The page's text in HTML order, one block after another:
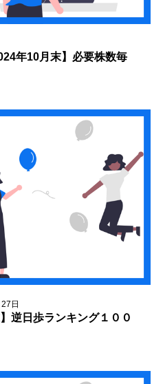
年10月末】必要株数毎
日
逆日歩ランキング１００